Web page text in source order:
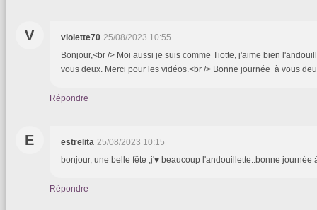
V violette70 25/08/2023 10:55
Bonjour,<br /> Moi aussi je suis comme Tiotte, j'aime bien
vous deux. Merci pour les vidéos.<br /> Bonne journée à vous
Répondre
E estrelita 25/08/2023 10:15
bonjour, une belle fête ,j'♥ beaucoup l'andouillette..bonne journée
Répondre